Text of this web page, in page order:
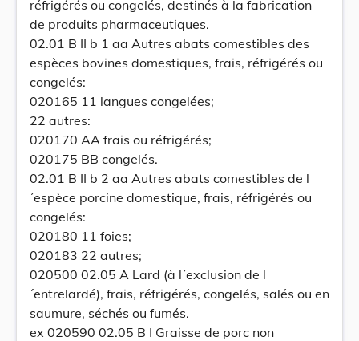
réfrigérés ou congelés, destinés à la fabrication
de produits pharmaceutiques.
02.01 B II b 1 aa Autres abats comestibles des
espèces bovines domestiques, frais, réfrigérés ou
congelés:
020165 11 langues congelées;
22 autres:
020170 AA frais ou réfrigérés;
020175 BB congelés.
02.01 B II b 2 aa Autres abats comestibles de l
´espèce porcine domestique, frais, réfrigérés ou
congelés:
020180 11 foies;
020183 22 autres;
020500 02.05 A Lard (à l´exclusion de l
´entrelardé), frais, réfrigérés, congelés, salés ou en
saumure, séchés ou fumés.
ex 020590 02.05 B I Graisse de porc non